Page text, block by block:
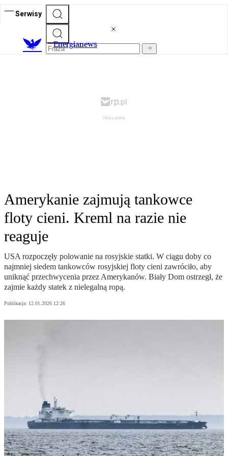
Serwisy
Energianews
Amerykanie zajmują tankowce
floty cieni. Kreml na razie nie
reaguje
USA rozpoczęły polowanie na rosyjskie statki. W ciągu doby co
najmniej siedem tankowców rosyjskiej floty cieni zawróciło, aby
uniknąć przechwycenia przez Amerykanów. Biały Dom ostrzegł, że
zajmie każdy statek z nielegalną ropą.
Publikacja: 12.01.2026 12:26